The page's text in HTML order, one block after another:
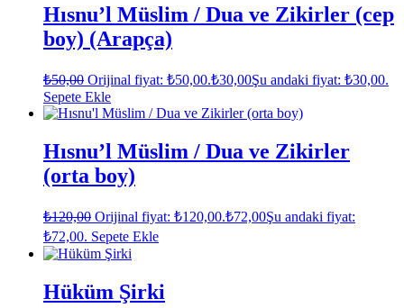
Hısnu’l Müslim / Dua ve Zikirler (cep
boy) (Arapça)
₺50,00 Orijinal fiyat: ₺50,00.₺30,00Şu andaki fiyat: ₺30,00.
Sepete Ekle
Hısnu’l Müslim / Dua ve Zikirler
(orta boy)
₺120,00 Orijinal fiyat: ₺120,00.₺72,00Şu andaki fiyat:
₺72,00. Sepete Ekle
Hüküm Şirki